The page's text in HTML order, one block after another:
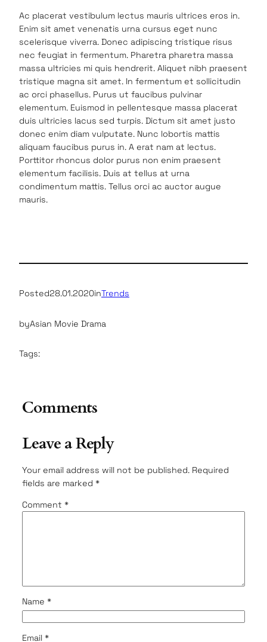
Ac placerat vestibulum lectus mauris ultrices eros in.
Enim sit amet venenatis urna cursus eget nunc
scelerisque viverra. Donec adipiscing tristique risus
nec feugiat in fermentum. Pharetra pharetra massa
massa ultricies mi quis hendrerit. Aliquet nibh praesent
tristique magna sit amet. In fermentum et sollicitudin
ac orci phasellus. Purus ut faucibus pulvinar
elementum. Euismod in pellentesque massa placerat
duis ultricies lacus sed turpis. Dictum sit amet justo
donec enim diam vulputate. Nunc lobortis mattis
aliquam faucibus purus in. A erat nam at lectus.
Porttitor rhoncus dolor purus non enim praesent
elementum facilisis. Duis at tellus at urna
condimentum mattis. Tellus orci ac auctor augue
mauris.
Posted28.01.2020inTrends
byAsian Movie Drama
Tags:
Comments
Leave a Reply
Your email address will not be published. Required
fields are marked *
Comment *
Name *
Email *